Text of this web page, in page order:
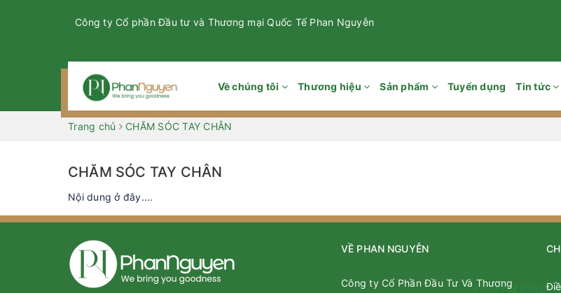
Công ty Cổ phần Đầu tư và Thương mại Quốc Tế Phan Nguyễn
Về chúng tôi Thương hiệu Sản phẩm Tuyển dụng Tin tức
Trang chủ CHĂM SÓC TAY CHÂN
CHĂM SÓC TAY CHÂN
Nội dung ở đây....
VỀ PHAN NGUYỄN
Công ty Cổ Phần Đầu Tư Và Thương